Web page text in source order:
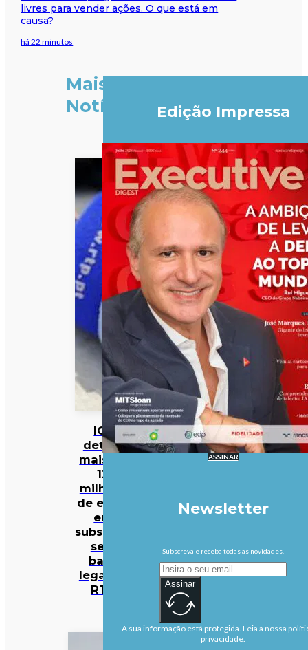
livres para vender ações. O que está em
causa?
há 22 minutos
Mais
Notícias
IGF
deteta
mais de
12
milhões
de euros
em
subsídios
sem
base
legal na
RTP
Edição Impressa
ASSINAR
Newsletter
Subscreva e receba todas as novidades.
Assinar
A sua informação está protegida. Leia a nossa
privacidade.